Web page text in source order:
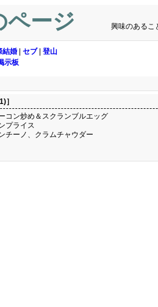
ページ 興味のあるこ
結婚 セブ| 登山
示板
］
コン炒め＆スクランブルエッグ
プライス
チーノ、クラムチャウダー